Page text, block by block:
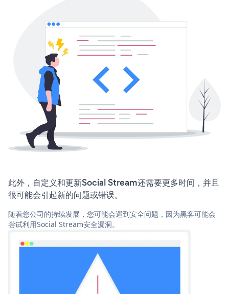
此外，自定义和更新Social Stream还需要更多时间，并且
很可能会引起新的问题或错误。
随着您公司的持续发展，您可能会遇到安全问题，因为黑客可能会
尝试利用Social Stream安全漏洞。